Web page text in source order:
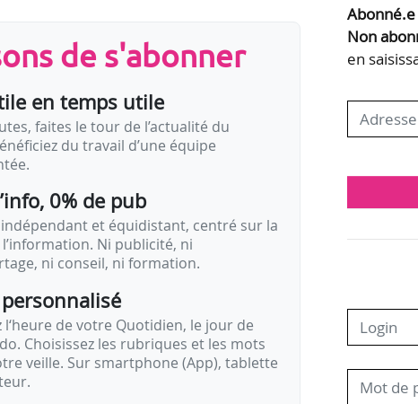
de s'abonner
en temps utile
faites le tour de l’actualité du
du travail d’une équipe
0% de pub
et équidistant, centré sur la
Ni publicité, ni
ni conseil, ni formation.
l‘heure de votre Quotidien, le jour de
Choisissez les rubriques et les mots
veille. Sur smartphone (App), tablette
Abonné.e
Non
en